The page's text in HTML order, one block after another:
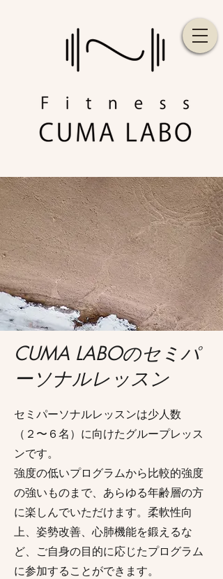
CUMA LABOのセミパ
ーソナルレッスン
セミパーソナルレッスンは少人数
（２〜６名）に向けたグループレッス
ンです。
強度の低いプログラムから比較的強度
の強いものまで、あらゆる年齢層の方
に楽しんでいただけます。柔軟性向
上、姿勢改善、心肺機能を鍛えるな
ど、ご自身の目的に応じたプログラム
に参加することができます​。